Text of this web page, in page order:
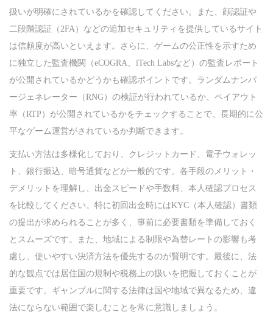
扱いが明確にされているかを確認してください。また、顔認証や
二段階認証（2FA）などの追加セキュリティを提供しているサイト
は信頼度が高いといえます。さらに、ゲームの公正性を示すため
に独立した監査機関（eCOGRA、iTech Labsなど）の監査レポート
が公開されているかどうかも確認ポイントです。ランダムナンバ
ージェネレーター（RNG）の検証が行われているか、ペイアウト
率（RTP）が公開されているかをチェックすることで、長期的に公
平なゲーム運営がされているか判断できます。
支払い方法は多様化しており、クレジットカード、電子ウォレッ
ト、銀行振込、暗号通貨などが一般的です。各手段のメリット・
デメリットを理解し、出金スピードや手数料、本人確認プロセス
を比較してください。特に初回出金時にはKYC（本人確認）書類
の提出が求められることが多く、事前に必要書類を準備しておく
とスムーズです。また、地域による制限や為替レートの影響も考
慮し、使いやすい決済方法を優先するのが賢明です。最後に、法
的な観点では居住国の規制や税務上の扱いを把握しておくことが
重要です。ギャンブルに関する法律は国や地域で異なるため、違
法にならない範囲で楽しむことを常に意識しましょう。